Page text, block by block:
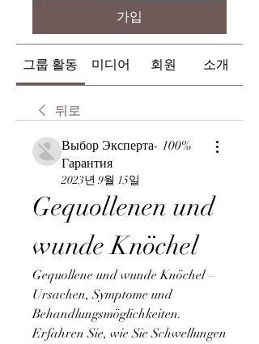
가입
그룹 활동 미디어 회원 소개
뒤로
Выбор Эксперта- 100%
Гарантия
2023년 9월 15일
Gequollenen und
wunde Knöchel
Gequollene und wunde Knöchel –
Ursachen, Symptome und
Behandlungsmöglichkeiten.
Erfahren Sie, wie Sie Schwellungen